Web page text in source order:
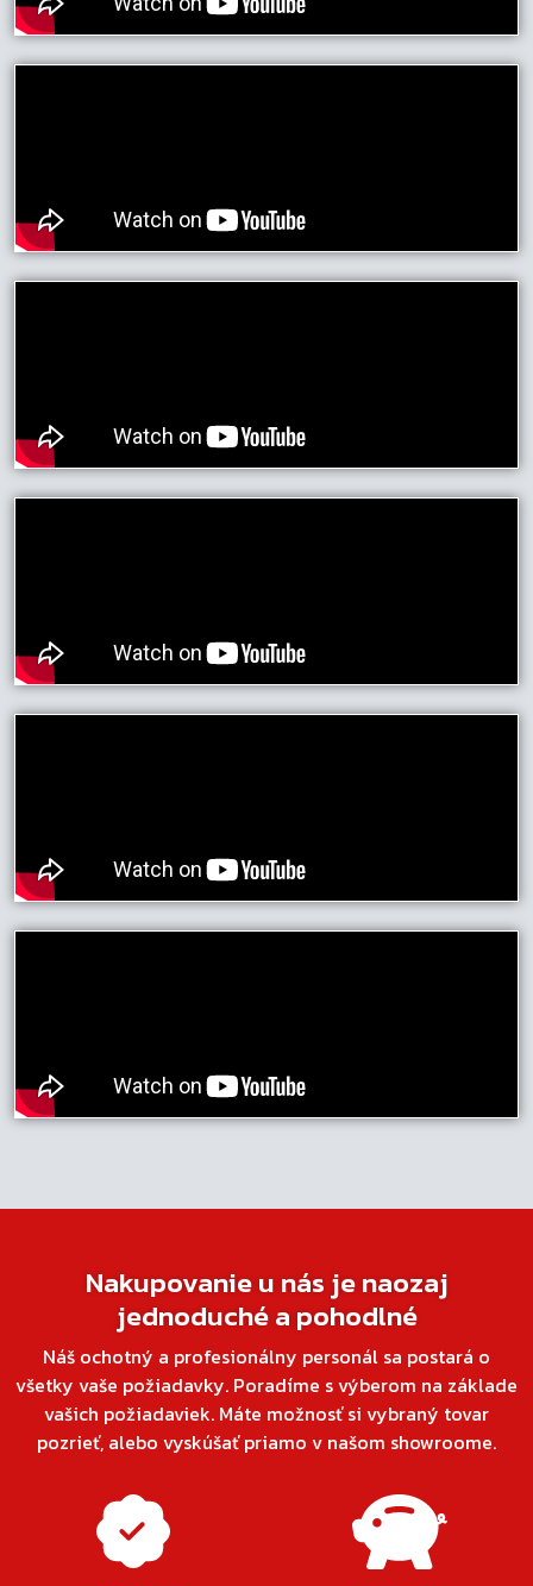
Nakupovanie u nás je naozaj
jednoduché a pohodlné
Náš ochotný a profesionálny personál sa postará o
všetky vaše požiadavky. Poradíme s výberom na základe
vašich požiadaviek. Máte možnosť si vybraný tovar
pozrieť, alebo vyskúšať priamo v našom showroome.